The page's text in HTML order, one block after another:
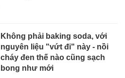
Không phải baking soda, với
nguyên liệu "vứt đi" này - nồi
cháy đen thế nào cũng sạch
bong như mới